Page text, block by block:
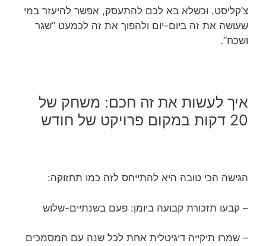
צ’קליסט. וכשלא בא לכם להתעסק, אפשר להיעזר במי
שעושה את זה ביום-יום ולהפוך את זה לכמעט “שגר
ושכח”.
איך לעשות את זה חכם: משחק של
20 דקות במקום פרויקט של חודש
הגישה הכי טובה היא להתייחס לזה כמו תחזוקה:
– קבעו תזכורת קבועה ביומן: פעם בשנתיים-שלוש
– שמרו תיקייה דיגיטלית אחת לכל שנה עם המסמכים